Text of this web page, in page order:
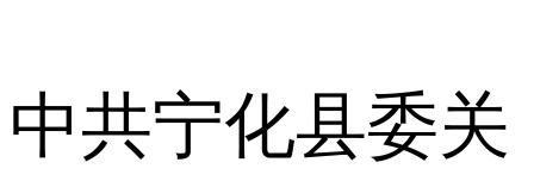
中共宁化县委关